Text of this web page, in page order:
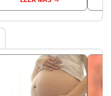
comunes